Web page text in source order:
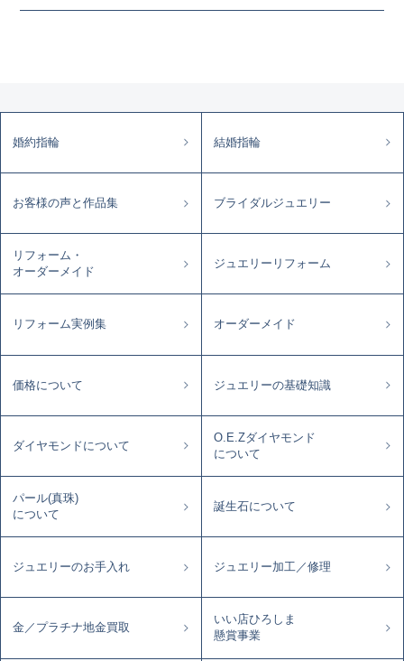
婚約指輪 結婚指輪
お客様の声と作品集 ブライダルジュエリー
リフォーム・
オーダーメイド
ジュエリーリフォーム
リフォーム実例集 オーダーメイド
価格について ジュエリーの基礎知識
ダイヤモンドについて
O.E.Zダイヤモンド
について
パール(真珠)
について
誕生石について
ジュエリーのお手入れ ジュエリー加工／修理
金／プラチナ地金買取
いい店ひろしま
懸賞事業